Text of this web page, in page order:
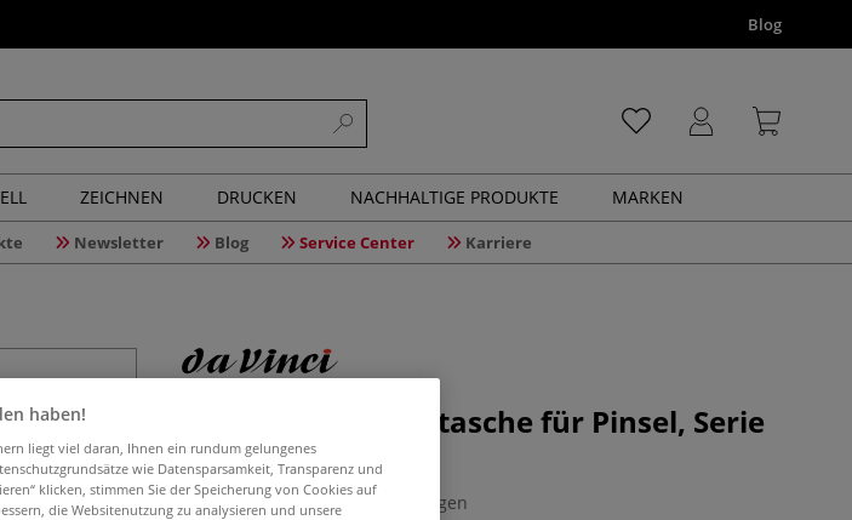
Blog
ZEICHNEN DRUCKEN NACHHALTIGE PRODUKTE MARKEN
Newsletter Blog Service Center Karriere
da Vinci Baumwolltasche für Pinsel, Serie
4064E
0 Bewertungen
haben!
liegt viel daran, Ihnen ein rundum gelungenes
wie Datensparsamkeit, Transparenz und
klicken, stimmen Sie der Speicherung von Cookies auf
die Websitenutzung zu analysieren und unsere